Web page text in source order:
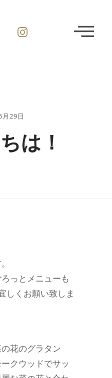
29日
は！
っとメニューも
しくお願い致しま
花のグラタン
クウッドでサッ